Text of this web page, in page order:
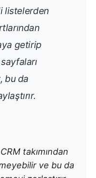
listelerden
getirip
bu da
takımından
ve bu da